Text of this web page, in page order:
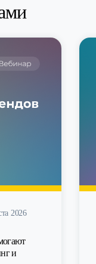
2026
и